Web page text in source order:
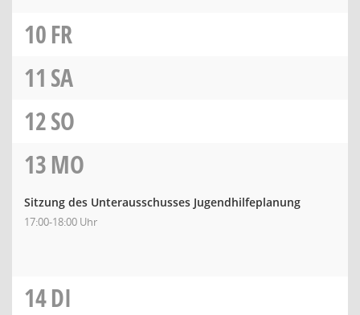
10FR
11 SA
12SO
13MO
Sitzung des Unterausschusses Jugendhilfeplanung
17:00-18:00 Uhr
14DI